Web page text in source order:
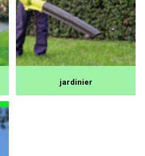
jardinier